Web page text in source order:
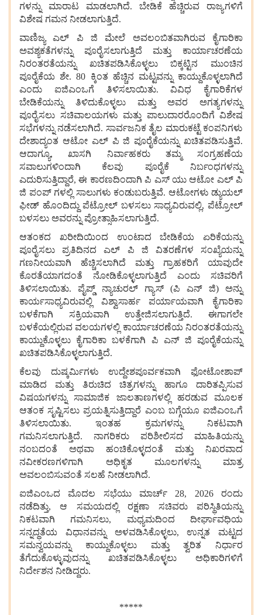
ಗಳನ್ನು ಮಾರಾಟ ಮಾಡಲಾಗಿದೆ. ಬೇಡಿಕೆ ಹೆಚ್ಚಿರುವ ರಾಜ್ಯಗಳಿಗೆ
ವಿಶೇಷ ಗಮನ ನೀಡಲಾಗುತ್ತಿದೆ.
ವಾಣಿಜ್ಯ ಎಲ್‌ ಪಿ ಜಿ ಮೇಲೆ ಅವಲಂಬಿತವಾಗಿರುವ ಕೈಗಾರಿಕಾ
ಅವಶ್ಯಕತೆಗಳನ್ನು ಪೂರೈಸಲಾಗುತ್ತಿದೆ ಮತ್ತು ಕಾರ್ಯಾಚರಣೆಯ
ನಿರಂತರತೆಯನ್ನು ಖಚಿತಪಡಿಸಿಕೊಳ್ಳಲು ಬಿಕ್ಕಟ್ಟಿನ ಮುಂಚಿನ
ಪೂರೈಕೆಯ ಶೇ. 80 ಕ್ಕಿಂತ ಹೆಚ್ಚಿನ ಮಟ್ಟವನ್ನು ಕಾಯ್ದುಕೊಳ್ಳಲಾಗಿದೆ
ಎಂದು ಐಜಿಎಂಒಗೆ ತಿಳಿಸಲಾಯಿತು. ವಿವಿಧ ಕೈಗಾರಿಕೆಗಳ
ಬೇಡಿಕೆಯನ್ನು ತಿಳಿದುಕೊಳ್ಳಲು ಮತ್ತು ಅವರ ಅಗತ್ಯಗಳನ್ನು
ಪೂರೈಸಲು ಸಚಿವಾಲಯಗಳು ಮತ್ತು ಪಾಲುದಾರರೊಂದಿಗೆ ವಿಶೇಷ
ಸಭೆಗಳನ್ನು ನಡೆಸಲಾಗಿದೆ. ಸಾರ್ವಜನಿಕ ತೈಲ ಮಾರುಕಟ್ಟೆ ಕಂಪನಿಗಳು
ದೇಶಾದ್ಯಂತ ಆಟೋ ಎಲ್‌ ಪಿ ಜಿ ಪೂರೈಕೆಯನ್ನು ಖಚಿತಪಡಿಸುತ್ತಿವೆ.
ಆದಾಗ್ಯೂ, ಖಾಸಗಿ ನಿರ್ವಾಹಕರು ತಮ್ಮ ಸಂಗ್ರಹಣೆಯ
ಸವಾಲುಗಳಿಂದಾಗಿ ಕೆಲವು ಪೂರೈಕೆ ನಿರ್ಬಂಧಗಳನ್ನು
ಎದುರಿಸುತ್ತಿದ್ದಾರೆ, ಈ ಕಾರಣದಿಂದಾಗಿ ಪಿ ಎಸ್‌ ಯು ಆಟೋ ಎಲ್‌ ಪಿ
ಜಿ ಪಂಪ್‌ ಗಳಲ್ಲಿ ಸಾಲುಗಳು ಕಂಡುಬರುತ್ತಿವೆ. ಆಟೋಗಳು ಡ್ಯುಯಲ್
ಫೀಡ್ ಹೊಂದಿದ್ದು ಪೆಟ್ರೋಲ್ ಬಳಸಲು ಸಾಧ್ಯವಿರುವಲ್ಲಿ, ಪೆಟ್ರೋಲ್
ಬಳಸಲು ಅವರನ್ನು ಪ್ರೋತ್ಸಾಹಿಸಲಾಗುತ್ತಿದೆ.
ಆತಂಕದ ಖರೀದಿಯಿಂದ ಉಂಟಾದ ಬೇಡಿಕೆಯ ಏರಿಕೆಯನ್ನು
ಪೂರೈಸಲು ಪ್ರತಿದಿನದ ಎಲ್‌ ಪಿ ಜಿ ವಿತರಣೆಗಳ ಸಂಖ್ಯೆಯನ್ನು
ಗಣನೀಯವಾಗಿ ಹೆಚ್ಚಿಸಲಾಗಿದೆ ಮತ್ತು ಗ್ರಾಹಕರಿಗೆ ಯಾವುದೇ
ಕೊರತೆಯಾಗದಂತೆ ನೋಡಿಕೊಳ್ಳಲಾಗುತ್ತಿದೆ ಎಂದು ಸಚಿವರಿಗೆ
ತಿಳಿಸಲಾಯಿತು. ಪೈಪ್ಡ್ ನ್ಯಾಚುರಲ್ ಗ್ಯಾಸ್ (ಪಿ ಎನ್‌ ಜಿ) ಅನ್ನು
ಕಾರ್ಯಸಾಧ್ಯವಿರುವಲ್ಲಿ ವಿಶ್ವಾಸಾರ್ಹ ಪರ್ಯಾಯವಾಗಿ ಕೈಗಾರಿಕಾ
ಬಳಕೆಗಾಗಿ ಸಕ್ರಿಯವಾಗಿ ಉತ್ತೇಜಿಸಲಾಗುತ್ತಿದೆ. ಈಗಾಗಲೇ
ಬಳಕೆಯಲ್ಲಿರುವ ವಲಯಗಳಲ್ಲಿ ಕಾರ್ಯಾಚರಣೆಯ ನಿರಂತರತೆಯನ್ನು
ಕಾಯ್ದುಕೊಳ್ಳಲು ಕೈಗಾರಿಕಾ ಬಳಕೆಗಾಗಿ ಪಿ ಎನ್‌ ಜಿ ಪೂರೈಕೆಯನ್ನು
ಖಚಿತಪಡಿಸಿಕೊಳ್ಳಲಾಗುತ್ತಿದೆ.
ಕೆಲವು ದುಷ್ಕರ್ಮಿಗಳು ಉದ್ದೇಶಪೂರ್ವಕವಾಗಿ ಫೋಟೋಶಾಪ್
ಮಾಡಿದ ಮತ್ತು ತಿರುಚಿದ ಚಿತ್ರಗಳನ್ನು ಹಾಗೂ ದಾರಿತಪ್ಪಿಸುವ
ವಿಷಯಗಳನ್ನು ಸಾಮಾಜಿಕ ಜಾಲತಾಣಗಳಲ್ಲಿ ಹರಡುವ ಮೂಲಕ
ಆತಂಕ ಸೃಷ್ಟಿಸಲು ಪ್ರಯತ್ನಿಸುತ್ತಿದ್ದಾರೆ ಎಂಬ ಬಗ್ಗೆಯೂ ಐಜಿಎಂಒಗೆ
ತಿಳಿಸಲಾಯಿತು. ಇಂತಹ ಕ್ರಮಗಳನ್ನು ನಿಕಟವಾಗಿ
ಗಮನಿಸಲಾಗುತ್ತಿದೆ. ನಾಗರಿಕರು ಪರಿಶೀಲಿಸದ ಮಾಹಿತಿಯನ್ನು
ನಂಬದಂತೆ ಅಥವಾ ಹಂಚಿಕೊಳ್ಳದಂತೆ ಮತ್ತು ನಿಖರವಾದ
ನವೀಕರಣಗಳಿಗಾಗಿ ಅಧಿಕೃತ ಮೂಲಗಳನ್ನು ಮಾತ್ರ
ಅವಲಂಬಿಸುವಂತೆ ಸಲಹೆ ನೀಡಲಾಗಿದೆ.
ಐಜಿಎಂಒದ ಮೊದಲ ಸಭೆಯು ಮಾರ್ಚ್ 28, 2026 ರಂದು
ನಡೆದಿತ್ತು, ಆ ಸಮಯದಲ್ಲಿ ರಕ್ಷಣಾ ಸಚಿವರು ಪರಿಸ್ಥಿತಿಯನ್ನು
ನಿಕಟವಾಗಿ ಗಮನಿಸಲು, ಮಧ್ಯಮದಿಂದ ದೀರ್ಘಾವಧಿಯ
ಸನ್ನದ್ಧತೆಯ ವಿಧಾನವನ್ನು ಅಳವಡಿಸಿಕೊಳ್ಳಲು, ಉನ್ನತ ಮಟ್ಟದ
ಸಮನ್ವಯವನ್ನು ಕಾಯ್ದುಕೊಳ್ಳಲು ಮತ್ತು ತ್ವರಿತ ನಿರ್ಧಾರ
ತೆಗೆದುಕೊಳ್ಳುವುದನ್ನು ಖಚಿತಪಡಿಸಿಕೊಳ್ಳಲು ಅಧಿಕಾರಿಗಳಿಗೆ
ನಿರ್ದೇಶನ ನೀಡಿದ್ದರು.
*****